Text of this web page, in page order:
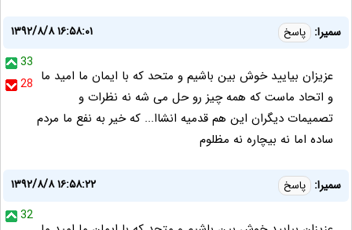
سمیرا: پاسخ
۱۳۹۲/۸/۸ ۱۶:۵۸:۰۱
33
28 عزیزان بیایید خوش بین باشیم و متحد که با ایمان ما امید ما
و اتحاد ماست که همه چیز رو حل می شه نه نظرات و
تصمیمات دیگران این هم قدمیه انشاا... که خیر به نفع ما مردم
ساده اما نه بیچاره نه مظلوم
سمیرا: پاسخ
۱۳۹۲/۸/۸ ۱۶:۵۸:۲۲
32